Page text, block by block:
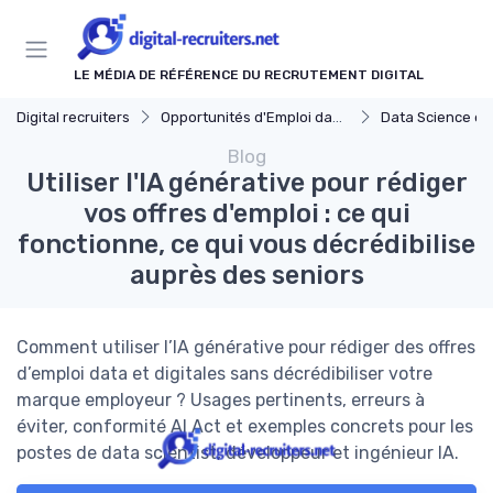
LE MÉDIA DE RÉFÉRENCE DU RECRUTEMENT DIGITAL
Digital recruiters Opportunités d'Emploi dans le Digital Data Science
Blog
Utiliser l'IA générative pour rédiger
vos offres d'emploi : ce qui
fonctionne, ce qui vous décrédibilise
auprès des seniors
Comment utiliser l’IA générative pour rédiger des offres
d’emploi data et digitales sans décrédibiliser votre
marque employeur ? Usages pertinents, erreurs à
éviter, conformité AI Act et exemples concrets pour les
postes de data scientist, développeur et ingénieur IA.
Panneau de gestion des cookies